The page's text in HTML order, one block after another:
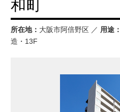
和町
所在地： 大阪市阿倍野区 ／ 用途：
造・13F